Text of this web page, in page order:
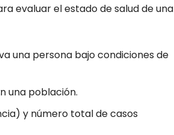
evaluar el estado de salud de una
una persona bajo condiciones de
una población.
y número total de casos